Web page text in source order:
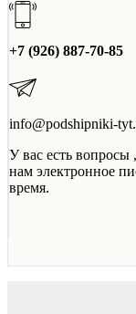
+7 (926) 887-70-85
info@podshipniki-
У вас есть
нам электронное
время.